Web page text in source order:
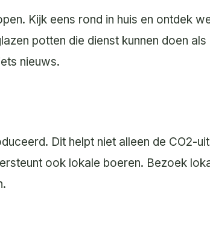
Kijk eens rond in huis en ontdek
potten die dienst kunnen doen als
nieuws.
Dit helpt niet alleen de CO2-
ook lokale boeren. Bezoek